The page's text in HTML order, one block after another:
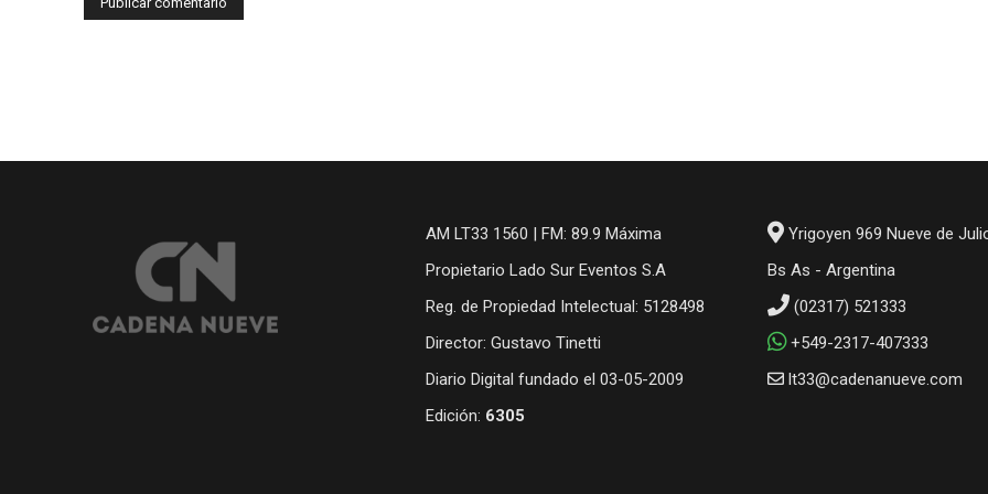
AM LT33 1560 | FM: 89.9 Máxima
Propietario Lado Sur Eventos S.A
Reg. de Propiedad Intelectual: 5128498
Director: Gustavo Tinetti
Diario Digital fundado el 03-05-2009
Edición: 6305
Yrigoyen 969 Nueve de
Bs As - Argentina
(02317) 521333
+549-2317-407333
lt33@cadenanueve.com